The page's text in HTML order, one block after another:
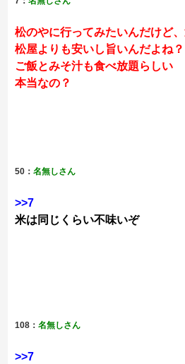
松のやに行ってみたいんだけど
松屋よりも安いし旨いんだよね？
ご飯とみそ汁も食べ放題らしい
本当なの？
50：名無しさん
>>7
米は同じくらい不味いぞ
108：名無しさん
>>7